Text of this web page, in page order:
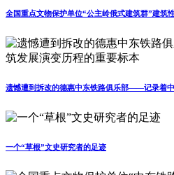
全国重点文物保护单位“公主岭俄式建筑群”建筑
遗憾遭到拆改的德惠中东铁路俱乐部——记录着
一个“草根”文史研究者的足迹